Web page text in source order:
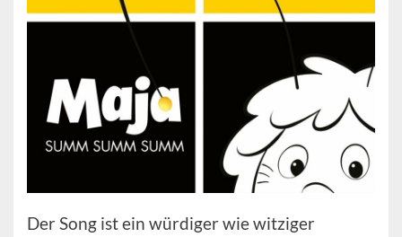
Der Song ist ein würdiger wie witziger